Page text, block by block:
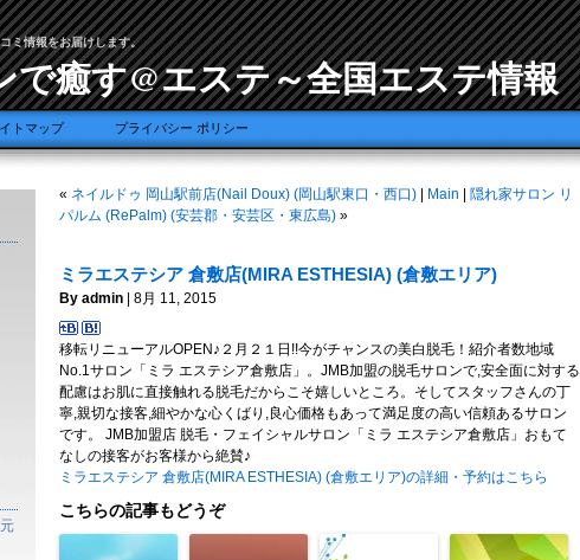
ミ情報をお届けします。
で癒す@エステ～全国エステ情報
トマップ プライバシー ポリシー
« ネイルドゥ 岡山駅前店(Nail Doux) (岡山駅東口・西口) Main
隠れ家サロン リ
パルム (RePalm) (安芸郡・安芸区・東広島) »
ミラエステシア 倉敷店(MIRA ESTHESIA) (倉敷エリア)
By admin | 8月 11, 2015
移転リニューアルOPEN♪２月２１日!!今がチャンスの美白脱毛！紹介者数地域
No.1サロン「ミラ エステシア倉敷店」。JMB加盟の脱毛サロンで,安全面に対する
配慮はお肌に直接触れる脱毛だからこそ嬉しいところ。そしてスタッフさんの丁
寧,親切な接客,細やかな心くばり,良心価格もあって満足度の高い信頼あるサロン
です。 JMB加盟店 脱毛・フェイシャルサロン「ミラ エステシア倉敷店」おもて
なしの接客がお客様から絶賛♪
ミラエステシア 倉敷店(MIRA ESTHESIA) (倉敷エリア)の詳細・予約はこちら
こちらの記事もどうぞ